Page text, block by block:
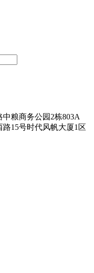
粮商务公园2栋803A
15号时代风帆大厦1区